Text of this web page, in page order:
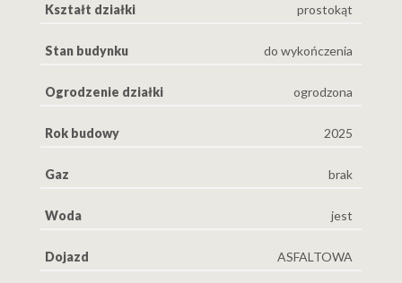
Kształt działki prostokąt
Stan budynku do wykończenia
Ogrodzenie działki ogrodzona
Rok budowy 2025
Gaz brak
Woda jest
Dojazd ASFALTOWA